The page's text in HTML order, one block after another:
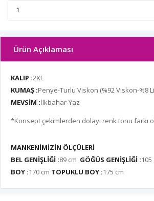
Ürün Açıklaması
KALIP :2XL
KUMAŞ :Penye-Turlu Viskon (%92 Viskon-%8
MEVSİM :İlkbahar-Yaz
*Konsept çekimlerden dolayı renk tonu farkı
MANKENİMİZİN ÖLÇÜLERİ
BEL GENİŞLİĞİ :89 cm GÖĞÜS GENİŞLİĞİ :105
BOY :170 cm TOPUKLU BOY :175 cm